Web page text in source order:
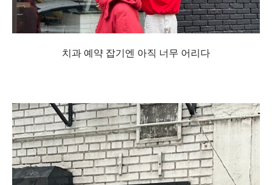
치과 예약 잡기엔 아직 너무 어리다